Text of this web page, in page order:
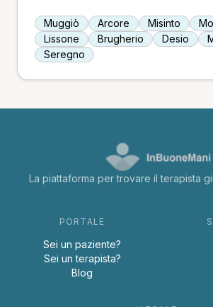
Muggiò Arcore Misinto
Lissone
Brugherio Desio
Seregno
La piattaforma per trovare il terapista
PORTALE
Sei un paziente?
Sei un terapista?
Blog